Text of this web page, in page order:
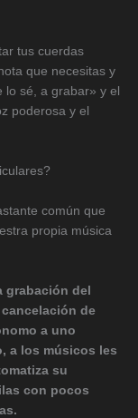
tus cuerdas
que necesitas y
sé, a grabar» y el
poderosa y el
común que
propia música
grabación del
de
a uno
a los músicos les
su
con pocos